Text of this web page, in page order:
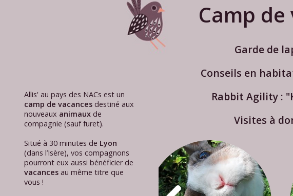
Camp de
Garde de
Conseils en
Allis' au pays des NACs est un
camp de vacancesdestiné aux
nouveaux animauxde
compagnie (sauf furet).
Situé à 30 minutes de Lyon
(dans l’Isère), vos compagnons
pourront eux aussi bénéficier de
vacancesau même titre que
vous !
Rabbit Agility :
Visites à